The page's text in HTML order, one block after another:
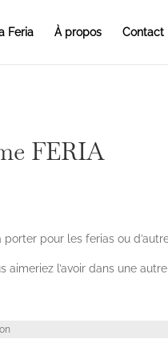
Feria À propos Contact
FERIA
pour les ferias ou
aimeriez l’avoir dans une